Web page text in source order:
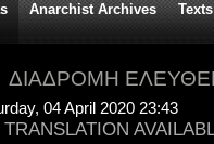
Anarchist Archives Texts
ΔΙΑΔΡΟΜΗ
04 April 2020 23:43
TRANSLATION